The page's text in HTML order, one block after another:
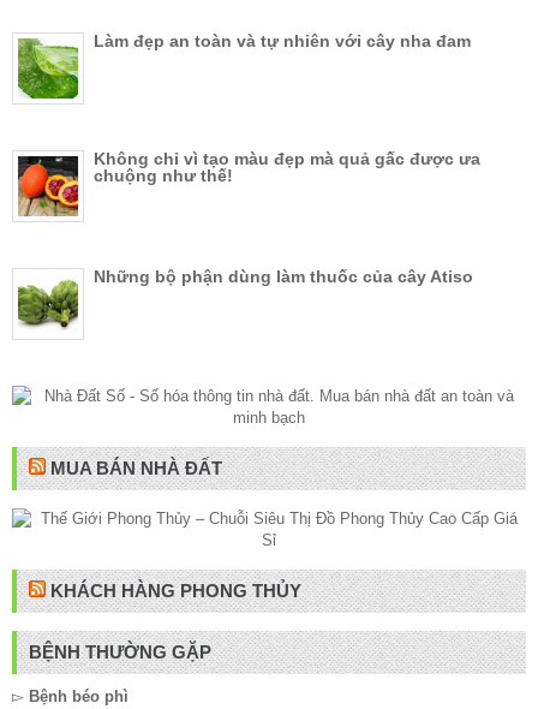
Làm đẹp an toàn và tự nhiên với cây nha đam
Không chỉ vì tạo màu đẹp mà quả gấc được ưa
chuộng như thế!
Những bộ phận dùng làm thuốc của cây Atiso
MUA BÁN NHÀ ĐẤT
KHÁCH HÀNG PHONG THỦY
BỆNH THƯỜNG GẶP
▻ Bệnh béo phì